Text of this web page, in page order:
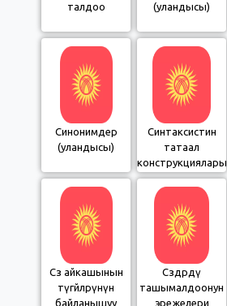
талдоо
(уландысы)
Синонимдер
(уландысы)
Синтаксистин
татаал
конструкциялары
Сөз айкашынын
түгөйлөрүнүн
байланышуу
Сөздөрдү
ташымалдоонун
эрежелери